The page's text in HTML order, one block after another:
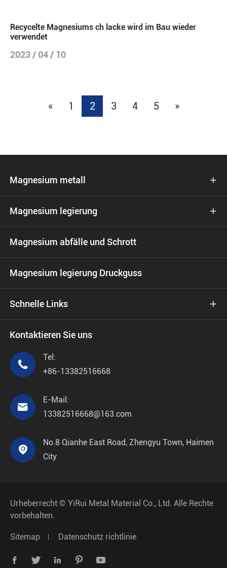
Recycelte Magnesiums ch lacke wird im Bau wieder
verwendet
2023 / 04 / 10
« 1 2 3 4 5 »
Magnesium metall 
Magnesium legierung 
Magnesium abfälle und Schrott
Magnesium legierung Druckguss
Schnelle Links 
Kontaktieren Sie uns

Tel:
+86-13382516668

E-Mail:
13382516668@163.com

No.8 Qianhe East Road, Zhengyu Town, Haimen
City
Urheberrecht © YiRui Metal Material Co., Ltd. Alle Rechte
vorbehalten.
Sitemap Datenschutz richtlinie
    